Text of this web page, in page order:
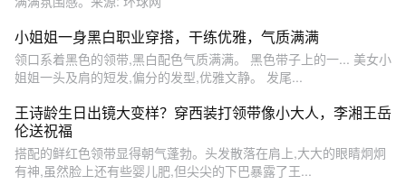
小姐姐一身黑白职业穿搭，干练优雅，气质满满
领口系着黑色的领带,黑白配色气质满满。 黑色带子上的一... 美女小
姐姐一头及肩的短发,偏分的发型,优雅文静。 发尾...
王诗龄生日出镜大变样？穿西装打领带像小大人，李湘王岳
伦送祝福
搭配的鲜红色领带显得朝气蓬勃。头发散落在肩上,大大的眼睛炯炯
有神,虽然脸上还有些婴儿肥,但尖尖的下巴暴露了王...